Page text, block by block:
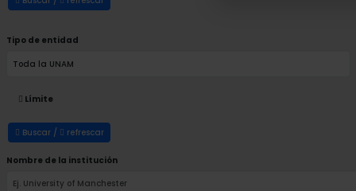
Tipo de entidad
Límite
Buscar / refrescar
Nombre de la institución